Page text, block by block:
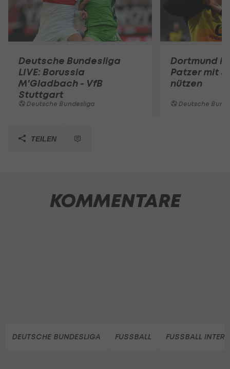
Deutsche Bundesliga
LIVE: Borussia
M'Gladbach - VfB
Stuttgart
Deutsche Bundesliga
Dortmund
Patzer mit
nützen
Deutsche
TEILEN
KOMMENTARE
DEUTSCHE BUNDESLIGA FUSSBALL FUSSBALL